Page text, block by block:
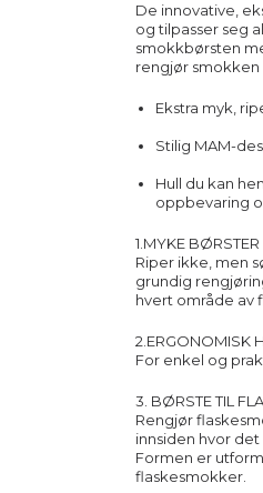
De innovative,
og tilpasser seg
smokkbørsten
rengjør smokken
Ekstra myk,
Stilig MAM-
Hull du kan
oppbevaring
1.MYKE BØRSTER
Riper ikke, men
grundig
hvert område av
2.ERGONOMISK
For enkel og
3. BØRSTE TIL
Rengjør
innsiden hvor
Formen er
flaskesmokker.